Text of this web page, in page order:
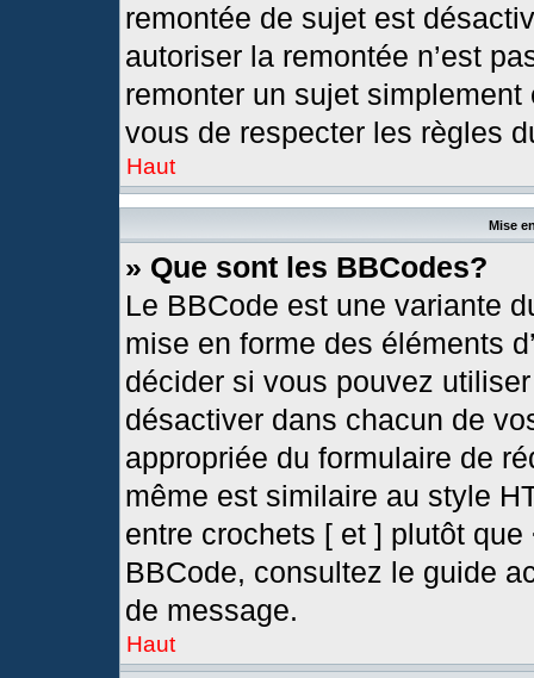
remontée de sujet est
autoriser la remontée n’est
remonter un sujet
vous de respecter les règles
Haut
Mise
» Que sont les BBCodes?
Le BBCode est une variante
mise en forme des éléments
décider si vous pouvez
désactiver dans chacun de
appropriée du formulaire de
même est similaire au style
entre crochets [ et ] plutôt
BBCode, consultez le guide
de message.
Haut